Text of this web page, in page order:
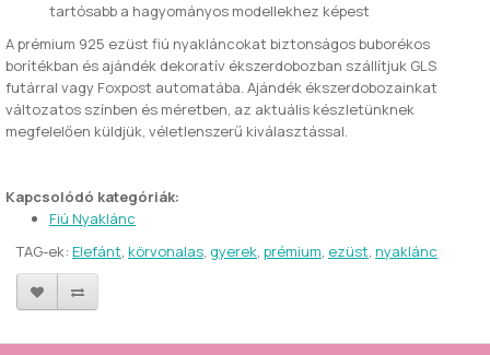
tartósabb a hagyományos modellekhez képest
A prémium 925 ezüst fiú nyakláncokat biztonságos buborékos
borítékban és ajándék dekoratív ékszerdobozban szállítjuk GLS
futárral vagy Foxpost automatába. Ajándék ékszerdobozainkat
változatos színben és méretben, az aktuális készletünknek
megfelelően küldjük, véletlenszerű kiválasztással.
Kapcsolódó kategóriák:
Fiú Nyaklánc
TAG-ek: Elefánt, körvonalas, gyerek, prémium, ezüst, nyaklánc